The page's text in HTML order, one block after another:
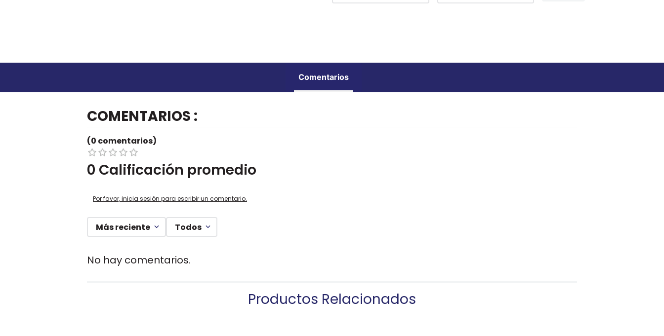
Comentarios
COMENTARIOS
0 Calificación promedio
(0 comentarios)
Por favor, inicia sesión para escribir un comentario.
Más reciente Todos
No hay comentarios.
Productos Relacionados